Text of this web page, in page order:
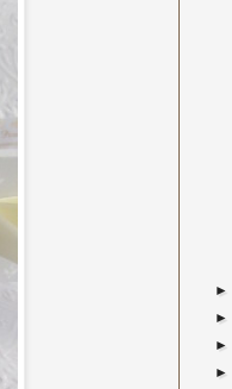
►
►
►
►